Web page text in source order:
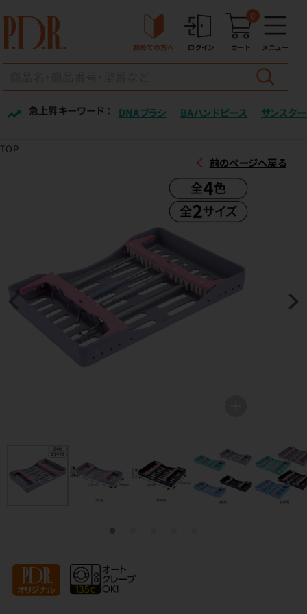
初めての方へ ログイン カート
0
メニュー
急上昇キーワード ： DNAブラシ BAハンドピース サンスター
TOP
前のページへ戻る